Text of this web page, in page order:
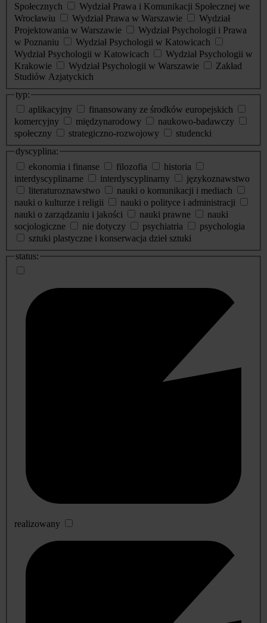
Społecznych
Wydział Prawa i Komunikacji Społecznej we
Wrocławiu
Wydział Prawa w Warszawie
Wydział
Projektowania w Warszawie
Wydział Psychologii i Prawa
w Poznaniu
Wydział Psychologii w Katowicach
Wydział Psychologii w Katowicach
Wydział Psychologii w
Krakowie
Wydział Psychologii w Warszawie
Zakład
Studiów Azjatyckich
typ:
aplikacyjny
finansowany ze środków europejskich
komercyjny
międzynarodowy
naukowo-badawczy
społeczny
strategiczno-rozwojowy
studencki
dyscyplina:
ekonomia i finanse
filozofia
historia
interdyscyplinarne
interdyscyplinarny
językoznawstwo
literaturoznawstwo
nauki o komunikacji i mediach
nauki o kulturze i religii
nauki o polityce i administracji
nauki o zarządzaniu i jakości
nauki prawne
nauki
socjologiczne
nie dotyczy psychiatria
psychologia
sztuki plastyczne i konserwacja dzieł sztuki
status:
realizowany